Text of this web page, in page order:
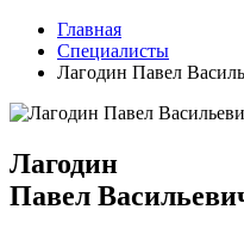
Главная
Специалисты
Лагодин Павел
Лагодин
Павел